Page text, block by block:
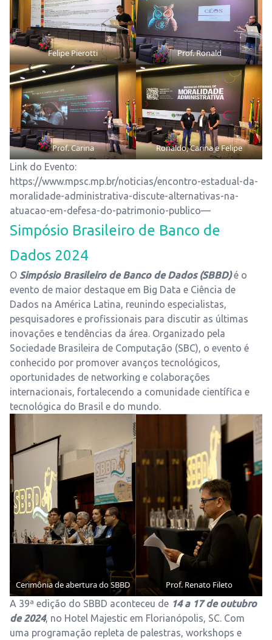
Felipe Pierotti Prof. Ronald
Prof. Carina
Ronaldo, Carina e Felipe
Link do Evento:
https://www.mpsc.mp.br/noticias/encontro-estadual-da-
moralidade-administrativa-discute-alternativas-na-
atuacao-em-defesa-do-patrimonio-publico—
Simpósio Brasileiro de Banco de
Dados 2024
O Simpósio Brasileiro de Banco de Dados (SBBD)é o
evento de maior destaque em Big Data e Ciência de
Dados na América Latina, reunindo especialistas,
pesquisadores e profissionais para discutir as últimas
inovações e tendências da área. Organizado pela
Sociedade Brasileira de Computação (SBC), o evento é
conhecido por promover avanços tecnológicos,
oportunidades de networking e colaborações
internacionais, fortalecendo a comunidade científica e
tecnológica do Brasil e do mundo.
Cerimônia de abertura do SBBD
Prof. Renato Fileto
A 39ª edição do SBBD aconteceu de 14 a 17 de outubro
de 2024, no Hotel Majestic em Florianópolis, SC. Com
uma programação repleta de palestras, workshops e